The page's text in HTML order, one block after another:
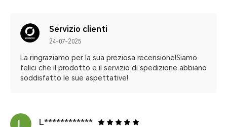
Servizio clienti
24-07-2025
La ringraziamo per la sua preziosa recensione!Siamo
felici che il prodotto e il servizio di spedizione abbiano
soddisfatto le sue aspettative!
L************